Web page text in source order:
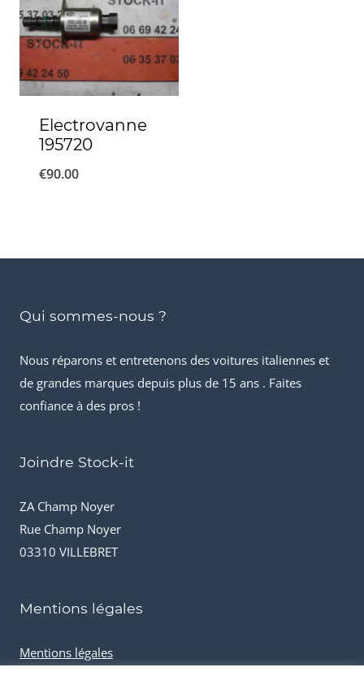
Electrovanne
195720
€90.00
Qui sommes-nous ?
Nous réparons et entretenons des voitures italiennes et
de grandes marques depuis plus de 15 ans . Faites
confiance à des pros !
Joindre Stock-it
ZA Champ Noyer
Rue Champ Noyer
03310 VILLEBRET
Mentions légales
Mentions légales